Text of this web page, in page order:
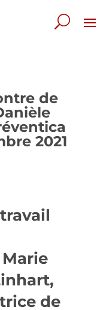
de
2021
de